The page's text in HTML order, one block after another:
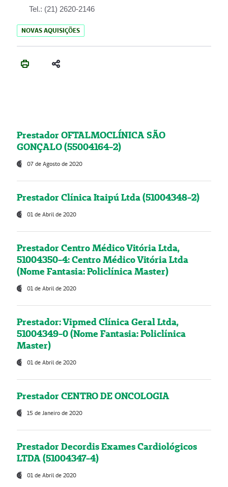
Tel.: (21) 2620-2146
NOVAS AQUISIÇÕES
Prestador OFTALMOCLÍNICA SÃO
GONÇALO (55004164-2)
07 de Agosto de 2020
Prestador Clínica Itaipú Ltda (51004348-2)
01 de Abril de 2020
Prestador Centro Médico Vitória Ltda,
51004350-4: Centro Médico Vitória Ltda
(Nome Fantasia: Policlínica Master)
01 de Abril de 2020
Prestador: Vipmed Clínica Geral Ltda,
51004349-0 (Nome Fantasia: Policlínica
Master)
01 de Abril de 2020
Prestador CENTRO DE ONCOLOGIA
15 de Janeiro de 2020
Prestador Decordis Exames Cardiológicos
LTDA (51004347-4)
01 de Abril de 2020